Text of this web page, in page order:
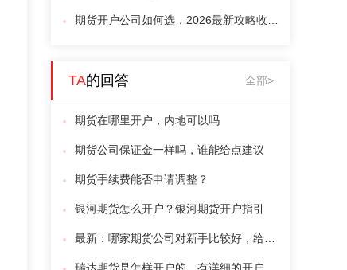
TA的回答 全部>
期货在哪里开户，内地可以吗
期货公司保证金一样吗，谁能给点建议
期货手续费能否申请调整？
银河期货怎么开户？银河期货开户指引